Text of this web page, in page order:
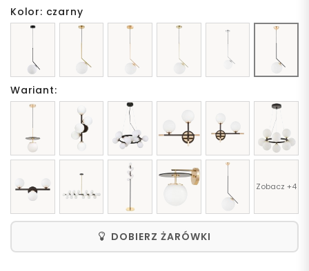
Kolor: czarny
Wariant:
Zobacz +4
DOBIERZ ŻARÓWKI